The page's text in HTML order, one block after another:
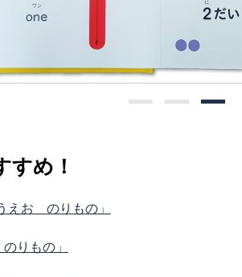
め！
えお のりもの」
りもの」